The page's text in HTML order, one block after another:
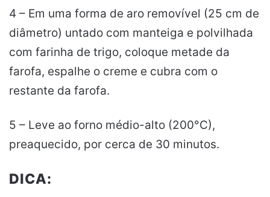
4 – Em uma forma de aro removível (25 cm de
diâmetro) untado com manteiga e polvilhada
com farinha de trigo, coloque metade da
farofa, espalhe o creme e cubra com o
restante da farofa.
5 – Leve ao forno médio-alto (200°C),
preaquecido, por cerca de 30 minutos.
DICA: